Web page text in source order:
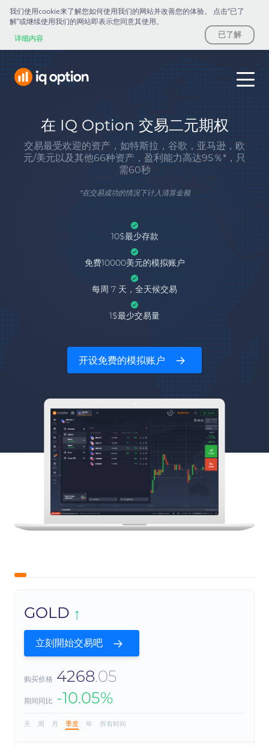
我们使用cookie来了解您如何使用我们的网站并改善您的体验。 点击“已了
解”或继续使用我们的网站即表示您同意其使用。
详细内容
已了解
在 IQ Option 交易二元期权
交易最受欢迎的资产，如特斯拉，谷歌，亚马逊，欧
元/美元以及其他66种资产，盈利能力高达95％*，只
需60秒
*在交易成功的情况下计入清算金额
10$最少存款
免费10000美元的模拟账户
每周 7 天，全天候交易
1$最少交易量
开设免费的模拟账户
GOLD
立刻開始交易吧
购买价格 4268.05
期间同比 -10.05%
天 周 月 季度 年 所有时间